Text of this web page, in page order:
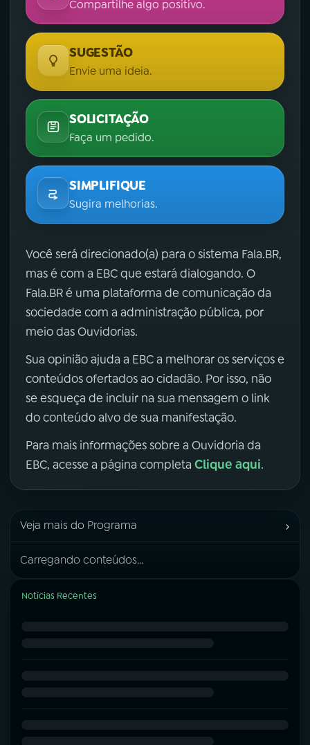
Compartilhe algo positivo.
SUGESTÃO
Envie uma ideia.
SOLICITAÇÃO
Faça um pedido.
SIMPLIFIQUE
Sugira melhorias.
Você será direcionado(a) para o sistema Fala.BR,
mas é com a EBC que estará dialogando. O
Fala.BR é uma plataforma de comunicação da
sociedade com a administração pública, por
meio das Ouvidorias.
Sua opinião ajuda a EBC a melhorar os serviços e
conteúdos ofertados ao cidadão. Por isso, não
se esqueça de incluir na sua mensagem o link
do conteúdo alvo de sua manifestação.
Para mais informações sobre a Ouvidoria da
EBC, acesse a página completa Clique aqui.
Veja mais do Programa ›
Carregando conteúdos...
Notícias Recentes